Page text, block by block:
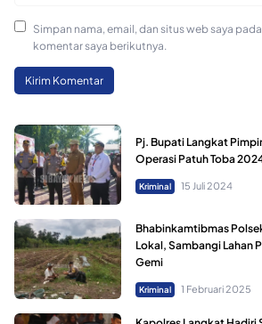
Simpan nama, email, dan situs web saya
komentar saya berikutnya.
Pj. Bupati Langkat
Operasi Patuh Toba
Kriminal 15 Juli 2024
Bhabinkamtibmas
Lokal, Sambangi Lahan
Gemi
Kriminal 1 Februari 2025